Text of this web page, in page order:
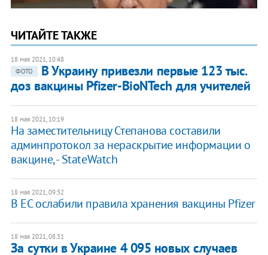
ЧИТАЙТЕ ТАКЖЕ
18 мая 2021, 10:48
ФОТО
В Украину привезли первые 123 тыс.
доз вакцины Pfizer-BioNTech для учителей
18 мая 2021, 10:19
На заместительницу Степанова составили
админпротокол за нераскрытие информации о
вакцине, - StateWatch
18 мая 2021, 09:32
В ЕС ослабили правила хранения вакцины Pfizer
18 мая 2021, 08:31
За сутки в Украине 4 095 новых случаев